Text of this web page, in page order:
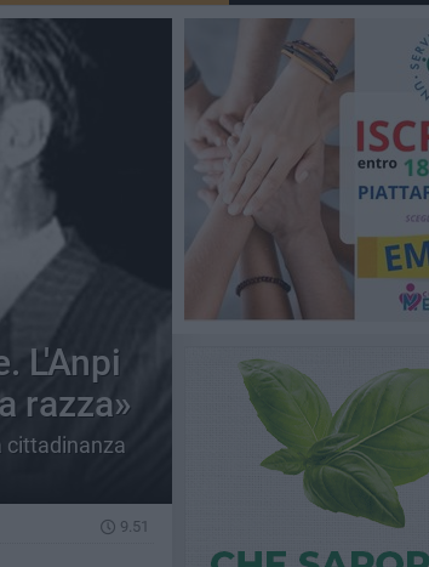
L'Anpi
razza»
cittadinanza
9.51